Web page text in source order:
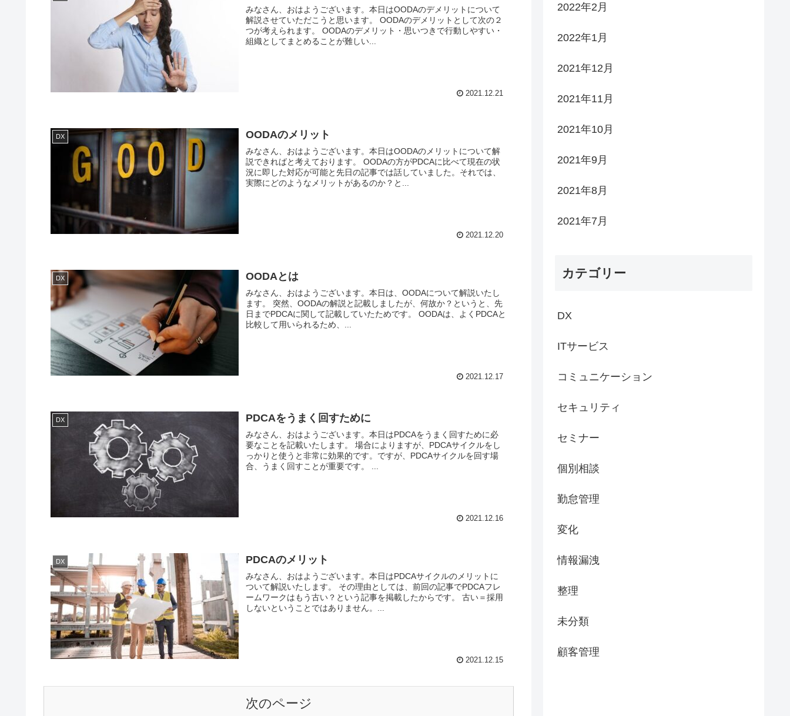
みなさん、おはようございます。本日はOODAのデメリットについて
解説させていただこうと思います。 OODAのデメリットとして次の２
つが考えられます。 OODAのデメリット・思いつきで行動しやすい・
組織としてまとめることが難しい...
2021.12.21
DX OODAのメリット
みなさん、おはようございます。本日はOODAのメリットについて解
説できればと考えております。 OODAの方がPDCAに比べて現在の状
況に即した対応が可能と先日の記事では話していました。それでは、
実際にどのようなメリットがあるのか？と...
2021.12.20
DX OODAとは
みなさん、おはようございます。本日は、OODAについて解説いたし
ます。 突然、OODAの解説と記載しましたが、何故か？というと、先
日までPDCAに関して記載していたためです。 OODAは、よくPDCAと
比較して用いられるため、...
2021.12.17
DX PDCAをうまく回すために
みなさん、おはようございます。本日はPDCAをうまく回すために必
要なことを記載いたします。 場合によりますが、PDCAサイクルをし
っかりと使うと非常に効果的です。ですが、PDCAサイクルを回す場
合、うまく回すことが重要です。 ...
2021.12.16
DX PDCAのメリット
みなさん、おはようございます。本日はPDCAサイクルのメリットに
ついて解説いたします。 その理由としては、前回の記事でPDCAフレ
ームワークはもう古い？という記事を掲載したからです。 古い＝採用
しないということではありません。...
2021.12.15
次のページ
2022年2月
2022年1月
2021年12月
2021年11月
2021年10月
2021年9月
2021年8月
2021年7月
カテゴリー
DX
ITサービス
コミュニケーション
セキュリティ
セミナー
個別相談
勤怠管理
変化
情報漏洩
整理
未分類
顧客管理